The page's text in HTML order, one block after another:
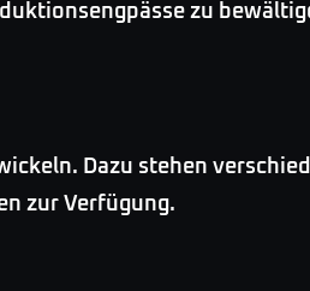
zu
Dazu stehen
zur Verfügung.